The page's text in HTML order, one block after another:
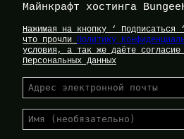
Майнкрафт хостинга
Нажимая на кнопку ‘ Подписаться
что прочли Политику
условия, а так же даёте согласие
Персональных Данных